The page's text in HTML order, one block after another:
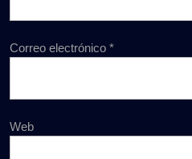
Correo electrónico *
Web